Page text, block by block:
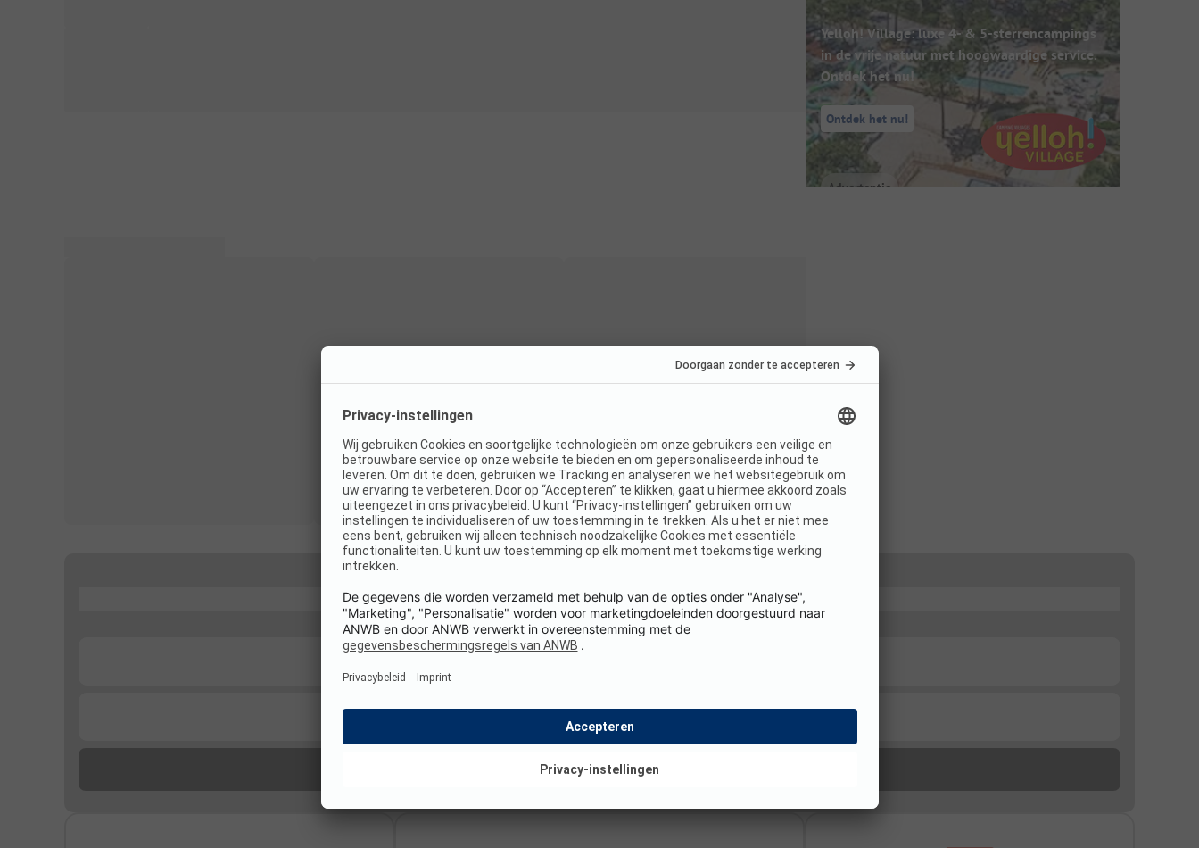
Yelloh! Village: luxe 4- & 5-sterrencampings
in de vrije natuur met hoogwaardige service.
Ontdek het nu!
Ontdek het nu!